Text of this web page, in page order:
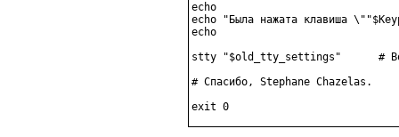
echo
echo "Была нажата клавиша
echo
stty "$old_tty_settings"      #
# Спасибо, Stephane Chazelas.